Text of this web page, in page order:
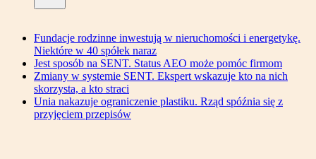
Fundacje rodzinne inwestują w nieruchomości i energetykę.
Niektóre w 40 spółek naraz
Jest sposób na SENT. Status AEO może pomóc firmom
Zmiany w systemie SENT. Ekspert wskazuje kto na nich
skorzysta, a kto straci
Unia nakazuje ograniczenie plastiku. Rząd spóźnia się z
przyjęciem przepisów